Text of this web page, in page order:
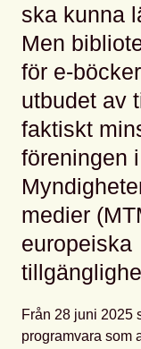
ska kunna
Men
för e-
utbudet av
faktiskt
föreningen
medier
europeiska
Från 28 juni 2025
programvara som